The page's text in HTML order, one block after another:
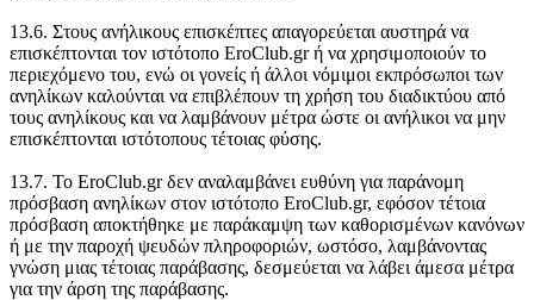
13.6. Στους ανήλικους επισκέπτες απαγορεύεται αυστηρά να
επισκέπτονται τον ιστότοπο EroClub.gr ή να χρησιμοποιούν το
περιεχόμενο του, ενώ οι γονείς ή άλλοι νόμιμοι εκπρόσωποι των
ανηλίκων καλούνται να επιβλέπουν τη χρήση του διαδικτύου από
τους ανηλίκους και να λαμβάνουν μέτρα ώστε οι ανήλικοι να μην
επισκέπτονται ιστότοπους τέτοιας φύσης.
13.7. Το EroClub.gr δεν αναλαμβάνει ευθύνη για παράνομη
πρόσβαση ανηλίκων στον ιστότοπο EroClub.gr, εφόσον τέτοια
πρόσβαση αποκτήθηκε με παράκαμψη των καθορισμένων κανόνων
ή με την παροχή ψευδών πληροφοριών, ωστόσο, λαμβάνοντας
γνώση μιας τέτοιας παράβασης, δεσμεύεται να λάβει άμεσα μέτρα
για την άρση της παράβασης.